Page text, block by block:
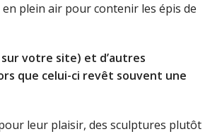
plein air pour contenir les épis de
votre site) et d’autres
que celui-ci revêt souvent une
leur plaisir, des sculptures plutôt